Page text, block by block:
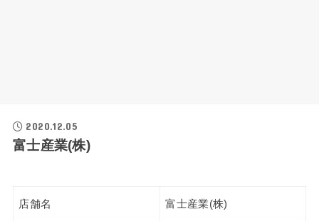
2020.12.05
富士産業(株)
店舗名 富士産業(株)